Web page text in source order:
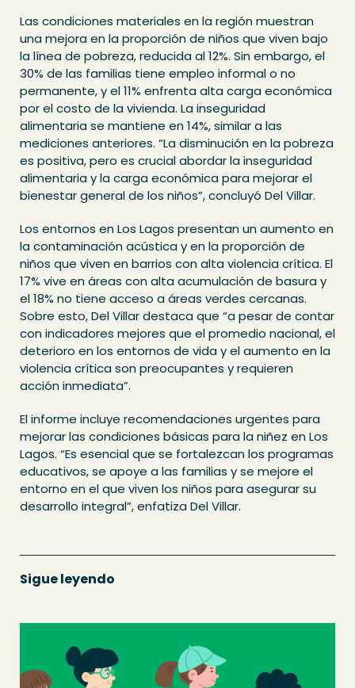
Las condiciones materiales en la región muestran
una mejora en la proporción de niños que viven bajo
la línea de pobreza, reducida al 12%. Sin embargo, el
30% de las familias tiene empleo informal o no
permanente, y el 11% enfrenta alta carga económica
por el costo de la vivienda. La inseguridad
alimentaria se mantiene en 14%, similar a las
mediciones anteriores. “La disminución en la pobreza
es positiva, pero es crucial abordar la inseguridad
alimentaria y la carga económica para mejorar el
bienestar general de los niños”, concluyó Del Villar.
Los entornos en Los Lagos presentan un aumento en
la contaminación acústica y en la proporción de
niños que viven en barrios con alta violencia crítica. El
17% vive en áreas con alta acumulación de basura y
el 18% no tiene acceso a áreas verdes cercanas.
Sobre esto, Del Villar destaca que “a pesar de contar
con indicadores mejores que el promedio nacional, el
deterioro en los entornos de vida y el aumento en la
violencia crítica son preocupantes y requieren
acción inmediata”.
El informe incluye recomendaciones urgentes para
mejorar las condiciones básicas para la niñez en Los
Lagos. “Es esencial que se fortalezcan los programas
educativos, se apoye a las familias y se mejore el
entorno en el que viven los niños para asegurar su
desarrollo integral”, enfatiza Del Villar.
Sigue leyendo